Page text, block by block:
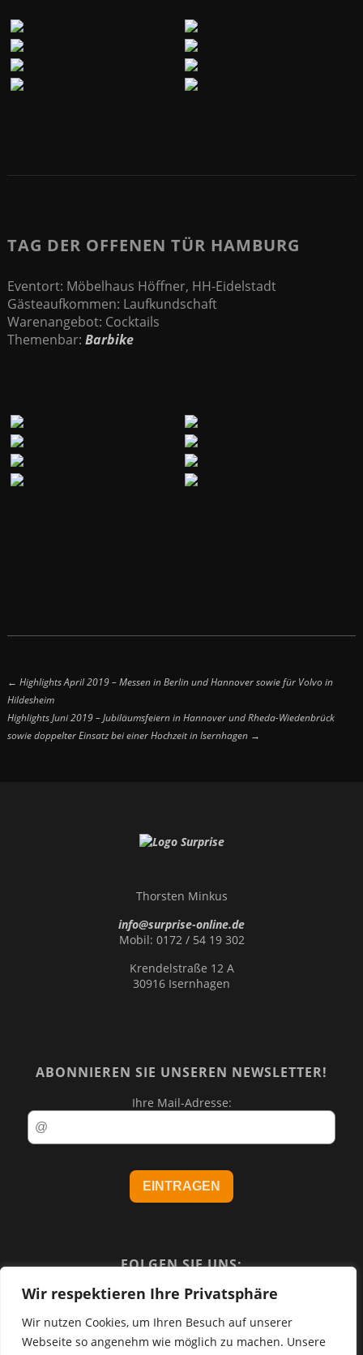
Wir respektieren Ihre Privatsphäre
Wir nutzen Cookies, um Ihren Besuch auf unserer
Webseite so angenehm wie möglich zu machen. Unsere
TAG DER OFFENEN TÜR HAMBURG
Eventort: Möbelhaus Höffner, HH-Eidelstadt
Gästeaufkommen: Laufkundschaft
Warenangebot: Cocktails
Themenbar: Barbike
← Highlights April 2019 – Messen in Berlin und Hannover sowie für Volvo in
Hildesheim
Highlights Juni 2019 – Jubiläumsfeiern in Hannover und Rheda-Wiedenbrück
sowie doppelter Einsatz bei einer Hochzeit in Isernhagen →
Thorsten Minkus
info@surprise-online.de
Mobil: 0172 / 54 19 302
Krendelstraße 12 A
30916 Isernhagen
ABONNIEREN SIE UNSEREN NEWSLETTER!
Ihre Mail-Adresse:
FOLGEN SIE UNS: